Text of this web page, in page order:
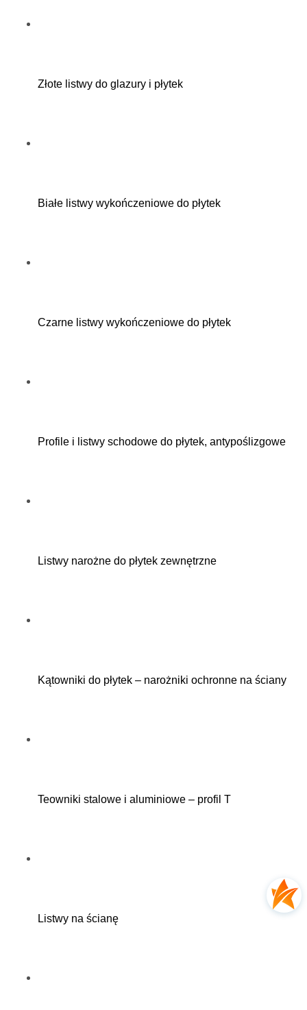
Złote listwy do glazury i płytek
Białe listwy wykończeniowe do płytek
Czarne listwy wykończeniowe do płytek
Profile i listwy schodowe do płytek, antypoślizgowe
Listwy narożne do płytek zewnętrzne
Kątowniki do płytek – narożniki ochronne na ściany
Teowniki stalowe i aluminiowe – profil T
Listwy na ścianę